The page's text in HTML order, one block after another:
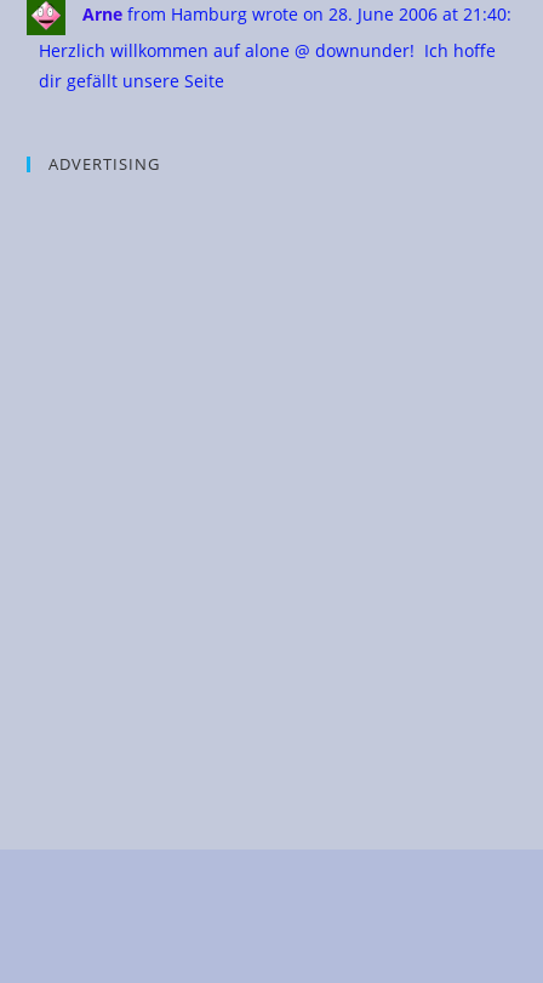
Arne from Hamburg wrote on 28. June 2006 at 21:40:
Herzlich willkommen auf alone @ downunder! Ich hoffe
dir gefällt unsere Seite
ADVERTISING